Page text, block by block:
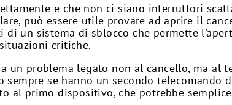
e che non ci siano interruttori
può essere utile provare ad aprire il
un sistema di sblocco che permette
critiche.
problema legato non al cancello, ma al
se hanno un secondo telecomando
al primo dispositivo, che potrebbe